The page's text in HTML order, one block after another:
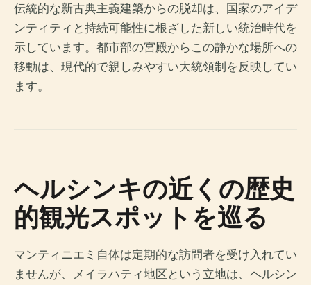
伝統的な新古典主義建築からの脱却は、国家のアイデ
ンティティと持続可能性に根ざした新しい統治時代を
示しています。都市部の宮殿からこの静かな場所への
移動は、現代的で親しみやすい大統領制を反映してい
ます。
ヘルシンキの近くの歴史
的観光スポットを巡る
マンティニエミ自体は定期的な訪問者を受け入れてい
ませんが、メイラハティ地区という立地は、ヘルシン